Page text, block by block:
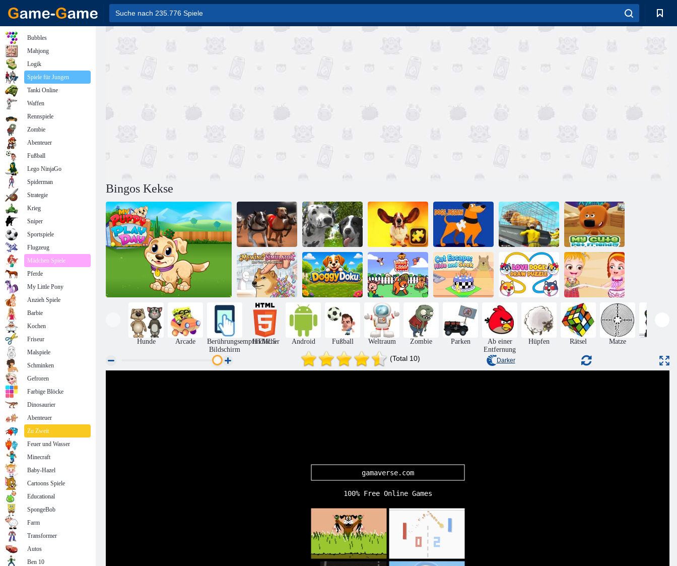
Bingos Kekse
Windhundrennen
Hundsimulator
3d
Lustiges
Hundepuzzle
Hundepuzzle
Transport von
Nutztieren
Mein süßer
Haustierfreund
Miau-Simulator DoggyDoku Wuff Flow
Cat Escape:
Verstecken
Love Doge:
Puzzle zeichnen
Baby Hazel
Beach Party
Hunde Arcade
Berührungsempfindlicher
Bildschirm
HTML5 Android Fußball Weltraum Zombie Parken
Ab einer
Entfernung
Hüpfen Rätsel Matze
(Total 10) Darker
Bubbles
Mahjong
Logik
Spiele für Jungen
Tanki Online
Waffen
Rennspiele
Zombie
Abenteuer
Fußball
Lego NinjaGo
Spiderman
Strategie
Krieg
Sniper
Sportspiele
Flugzeug
Mädchen Spiele
Pferde
My Little Pony
Anzieh Spiele
Barbie
Kochen
Friseur
Malspiele
Schminken
Gefroren
Farbige Blöcke
Dinosaurier
Abenteuer
Zu Zweit
Feuer und Wasser
Minecraft
Baby-Hazel
Cartoons Spiele
Educational
SpongeBob
Farm
Transformer
Autos
Ben 10